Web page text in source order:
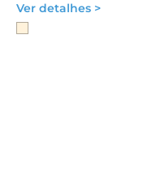
Ver detalhes >